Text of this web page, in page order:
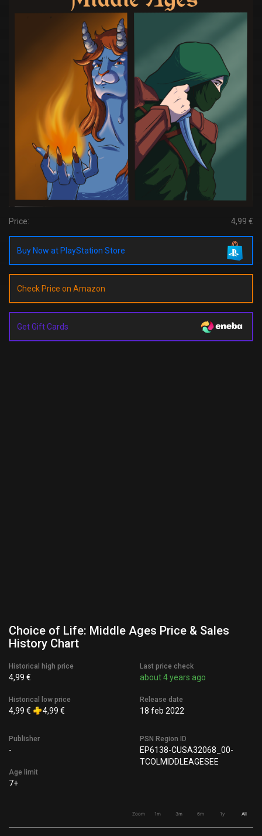
Price: 4,99 €
Buy Now at PlayStation Store
Check Price on Amazon
Get Gift Cards
Choice of Life: Middle Ages Price & Sales
History Chart
Historical high price
4,99 €
Historical low price
4,99 € 4,99 €
Last price check
about 4 years ago
Release date
18 feb 2022
Publisher
-
Age limit
7+
PSN Region ID
EP6138-CUSA32068_00-
TCOLMIDDLEAGESEE
Zoom 1m 3m 6m 1y All